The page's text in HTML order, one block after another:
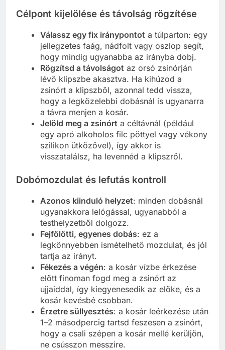
Célpont kijelölése és távolság rögzítése
Válassz egy fix iránypontot a túlparton: egy
jellegzetes faág, nádfolt vagy oszlop segít,
hogy mindig ugyanabba az irányba dobj.
Rögzítsd a távolságot az orsó zsinórján
lévő klipszbe akasztva. Ha kihúzod a
zsinórt a klipszből, azonnal tedd vissza,
hogy a legközelebbi dobásnál is ugyanarra
a távra menjen a kosár.
Jelöld meg a zsinórt a céltávnál (például
egy apró alkoholos filc pöttyel vagy vékony
szilikon ütközővel), így akkor is
visszatalálsz, ha levennéd a klipszről.
Dobómozdulat és lefutás kontroll
Azonos kiinduló helyzet: minden dobásnál
ugyanakkora lelógással, ugyanabból a
testhelyzetből dolgozz.
Fejfölötti, egyenes dobás: ez a
legkönnyebben ismételhető mozdulat, és jól
tartja az irányt.
Fékezés a végén: a kosár vízbe érkezése
előtt finoman fogd meg a zsinórt az
ujjaiddal, így kiegyenesedik az előke, és a
kosár kevésbé csobban.
Érzetre süllyesztés: a kosár leérkezése után
1–2 másodpercig tartsd feszesen a zsinórt,
hogy a csali szépen a kosár mellé kerüljön,
ne csússzon messzire.